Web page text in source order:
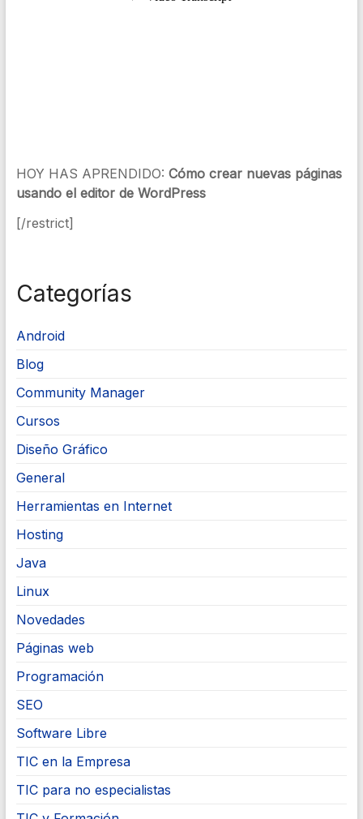
HOY HAS APRENDIDO: Cómo crear nuevas páginas
usando el editor de WordPress
[/restrict]
Categorías
Android
Blog
Community Manager
Cursos
Diseño Gráfico
General
Herramientas en Internet
Hosting
Java
Linux
Novedades
Páginas web
Programación
SEO
Software Libre
TIC en la Empresa
TIC para no especialistas